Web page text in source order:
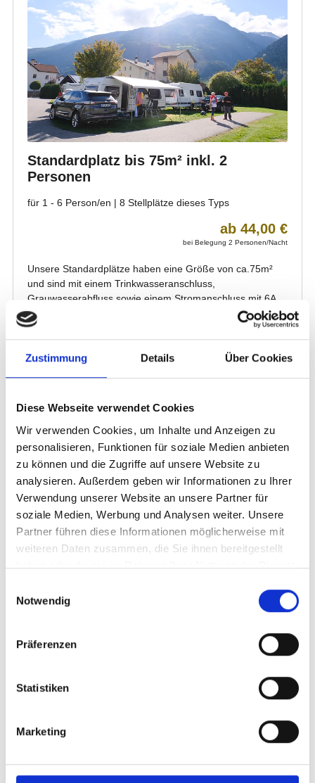
Zustimmung Details Über Cookies
Diese Webseite verwendet Cookies
Wir verwenden Cookies, um Inhalte und Anzeigen zu
personalisieren, Funktionen für soziale Medien anbieten
zu können und die Zugriffe auf unsere Website zu
analysieren. Außerdem geben wir Informationen zu Ihrer
Verwendung unserer Website an unsere Partner für
soziale Medien, Werbung und Analysen weiter. Unsere
Partner führen diese Informationen möglicherweise mit
weiteren Daten zusammen, die Sie ihnen bereitgestellt
haben oder die sie im Rahmen Ihrer Nutzung der Dienste
Notwendig
Präferenzen
Statistiken
Marketing